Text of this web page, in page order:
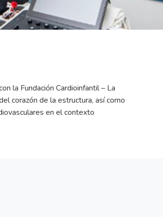
la Fundación Cardioinfantil – La
corazón de la estructura, así como
en el contexto